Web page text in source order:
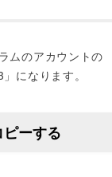
ムのアカウントの
になります。
ーする